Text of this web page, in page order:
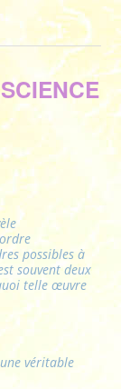
Les Multi-
possibles à
souvent deux
telle œuvre
véritable